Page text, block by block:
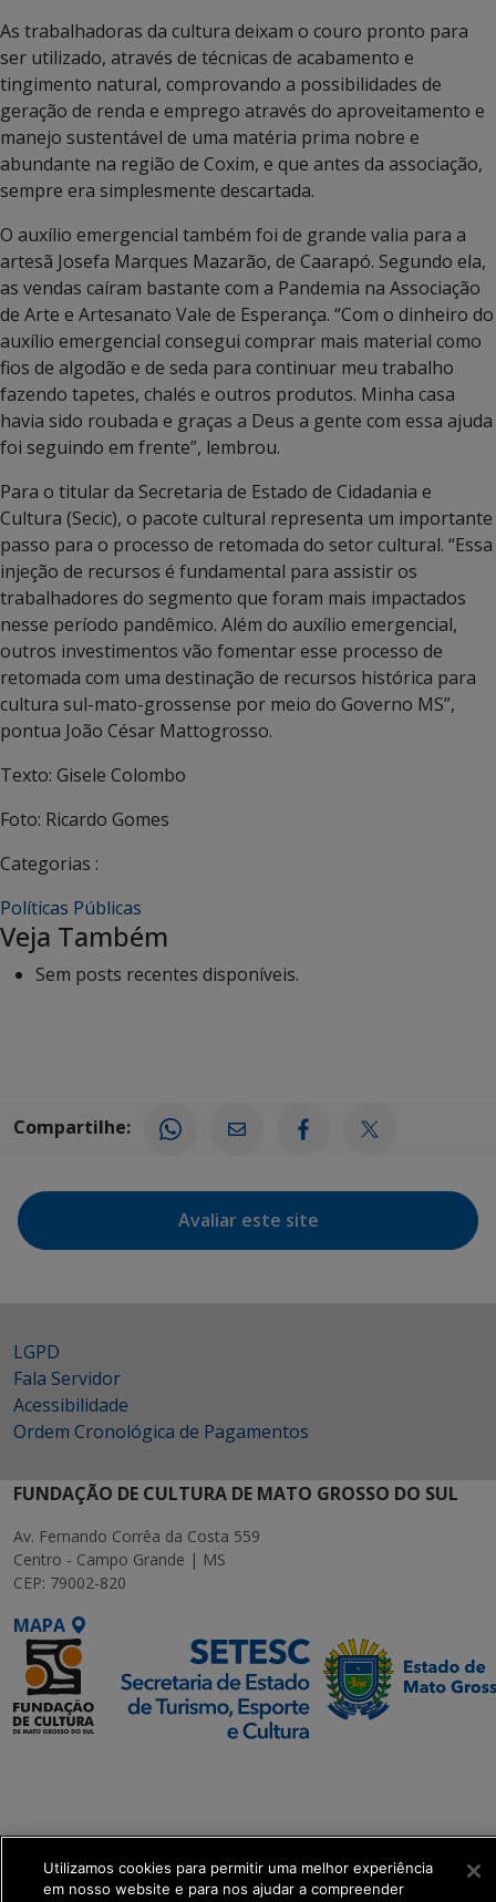
As trabalhadoras da cultura deixam o couro pronto para
ser utilizado, através de técnicas de acabamento e
tingimento natural, comprovando a possibilidades de
geração de renda e emprego através do aproveitamento e
manejo sustentável de uma matéria prima nobre e
abundante na região de Coxim, e que antes da associação,
sempre era simplesmente descartada.
O auxílio emergencial também foi de grande valia para a
artesã Josefa Marques Mazarão, de Caarapó. Segundo ela,
as vendas caíram bastante com a Pandemia na Associação
de Arte e Artesanato Vale de Esperança. “Com o dinheiro do
auxílio emergencial consegui comprar mais material como
fios de algodão e de seda para continuar meu trabalho
fazendo tapetes, chalés e outros produtos. Minha casa
havia sido roubada e graças a Deus a gente com essa ajuda
foi seguindo em frente”, lembrou.
Para o titular da Secretaria de Estado de Cidadania e
Cultura (Secic), o pacote cultural representa um importante
passo para o processo de retomada do setor cultural. “Essa
injeção de recursos é fundamental para assistir os
trabalhadores do segmento que foram mais impactados
nesse período pandêmico. Além do auxílio emergencial,
outros investimentos vão fomentar esse processo de
retomada com uma destinação de recursos histórica para
cultura sul-mato-grossense por meio do Governo MS”,
pontua João César Mattogrosso.
Texto: Gisele Colombo
Foto: Ricardo Gomes
Categorias :
Políticas Públicas
Veja Também
Sem posts recentes disponíveis.
Compartilhe:
Avaliar este site
LGPD
Fala Servidor
Acessibilidade
Ordem Cronológica de Pagamentos
FUNDAÇÃO DE CULTURA DE MATO GROSSO DO SUL
Av. Fernando Corrêa da Costa 559
Centro - Campo Grande | MS
CEP: 79002-820
MAPA
get_footer();
Utilizamos cookies para permitir uma melhor experiência
em nosso website e para nos ajudar a compreender